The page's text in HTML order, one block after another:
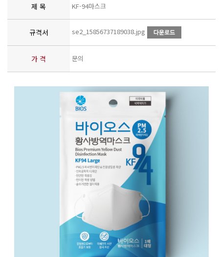
제 목 KF-94마스크
규격서 se2_15856737189038.jpg
가 격 문의